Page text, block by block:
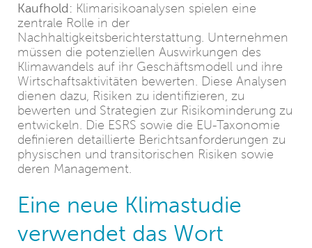
Kaufhold: Klimarisikoanalysen spielen eine
zentrale Rolle in der
Nachhaltigkeitsberichterstattung. Unternehmen
müssen die potenziellen Auswirkungen des
Klimawandels auf ihr Geschäftsmodell und ihre
Wirtschaftsaktivitäten bewerten. Diese Analysen
dienen dazu, Risiken zu identifizieren, zu
bewerten und Strategien zur Risikominderung zu
entwickeln. Die ESRS sowie die EU-Taxonomie
definieren detaillierte Berichtsanforderungen zu
physischen und transitorischen Risiken sowie
deren Management.
Eine neue Klimastudie
verwendet das Wort